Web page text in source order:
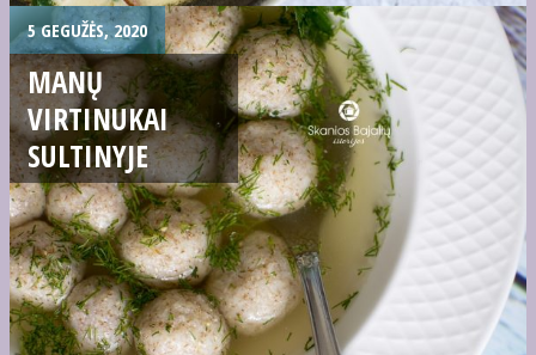
5 GEGUŽĖS, 2020
MANŲ
VIRTINUKAI
SULTINYJE